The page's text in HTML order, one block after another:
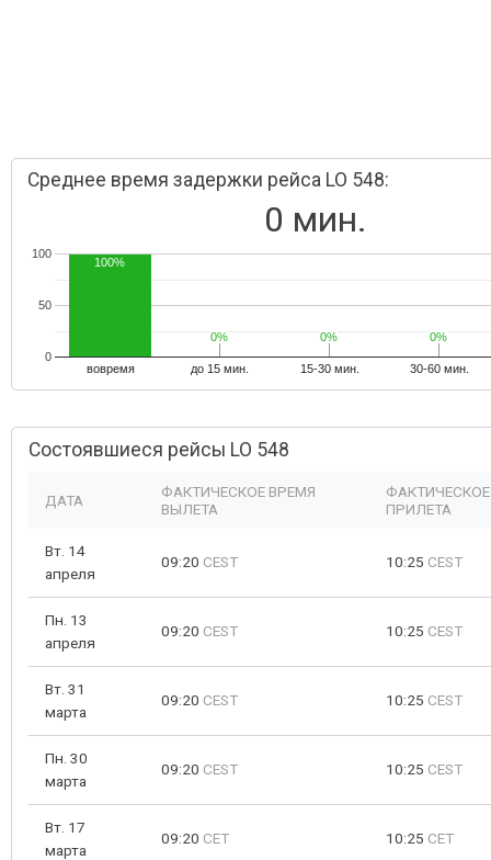
Среднее время задержки рейса LO 548:
0 мин.
вовремя до 15 мин. 15-30 мин. 30-60 мин.
0
50
100
100%
0%
0% 0%
0% 0%
0%
Состоявшиеся рейсы LO 548
ДАТА
ФАКТИЧЕСКОЕ ВРЕМЯ
ВЫЛЕТА
ПРИЛЕТА
Вт. 14
апреля
09:20 CEST 10:25 CEST
Пн. 13
апреля
09:20 CEST 10:25 CEST
Вт. 31
марта
09:20 CEST 10:25 CEST
Пн. 30
марта
09:20 CEST 10:25 CEST
Вт. 17
марта
09:20 CET 10:25 CET